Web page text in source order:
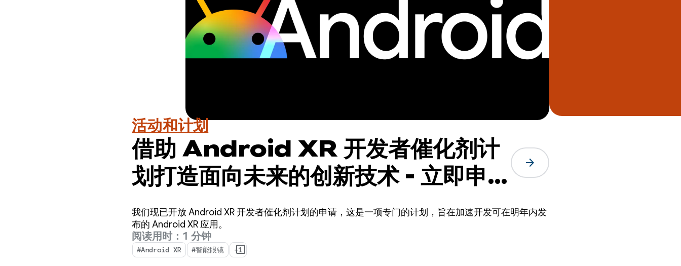
活动和计划
借助 Android XR 开发者催化剂计
划打造面向未来的创新技术 - 立即申
请！
arrow_forward
我们现已开放 Android XR 开发者催化剂计划的申请，这是一项专门的计划，旨在加速开发可在明年内发
布的 Android XR 应用。
阅读用时：1 分钟
#Android XR #智能眼镜 +1